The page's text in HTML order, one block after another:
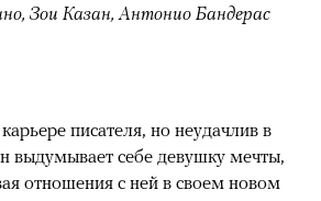
Зои Казан, Антонио Бандерас
писателя, но неудачлив в
себе девушку мечты,
отношения с ней в своем новом